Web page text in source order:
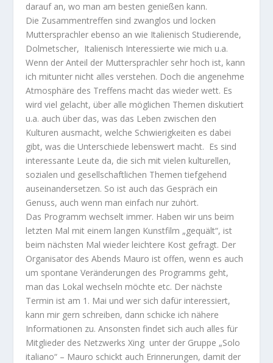
darauf an, wo man am besten genießen kann.
Die Zusammentreffen sind zwanglos und locken
Muttersprachler ebenso an wie Italienisch Studierende,
Dolmetscher, Italienisch Interessierte wie mich u.a.
Wenn der Anteil der Muttersprachler sehr hoch ist, kann
ich mitunter nicht alles verstehen. Doch die angenehme
Atmosphäre des Treffens macht das wieder wett. Es
wird viel gelacht, über alle möglichen Themen diskutiert
u.a. auch über das, was das Leben zwischen den
Kulturen ausmacht, welche Schwierigkeiten es dabei
gibt, was die Unterschiede lebenswert macht. Es sind
interessante Leute da, die sich mit vielen kulturellen,
sozialen und gesellschaftlichen Themen tiefgehend
auseinandersetzen. So ist auch das Gespräch ein
Genuss, auch wenn man einfach nur zuhört.
Das Programm wechselt immer. Haben wir uns beim
letzten Mal mit einem langen Kunstfilm „gequält“, ist
beim nächsten Mal wieder leichtere Kost gefragt. Der
Organisator des Abends Mauro ist offen, wenn es auch
um spontane Veränderungen des Programms geht,
man das Lokal wechseln möchte etc. Der nächste
Termin ist am 1. Mai und wer sich dafür interessiert,
kann mir gern schreiben, dann schicke ich nähere
Informationen zu. Ansonsten findet sich auch alles für
Mitglieder des Netzwerks Xing unter der Gruppe „Solo
italiano“ – Mauro schickt auch Erinnerungen, damit der